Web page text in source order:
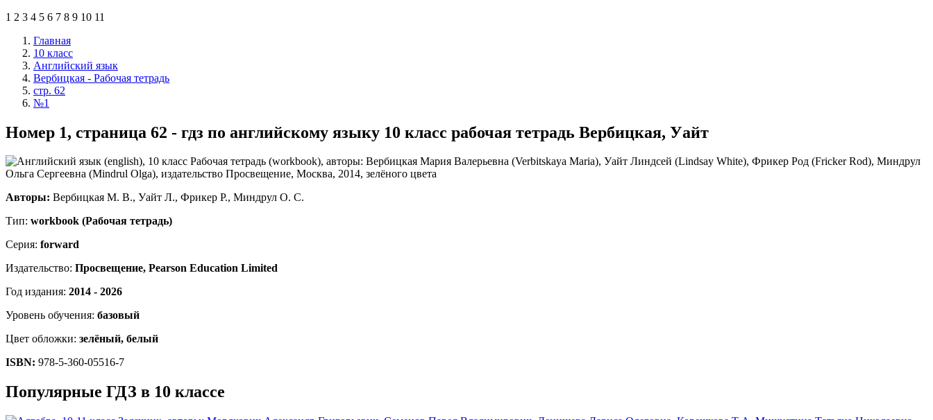
1 2 3 4 5 6 7 8 9 10 11
Главная
10 класс
Английский язык
Вербицкая - Рабочая тетрадь
стр. 62
№1
Номер 1, страница 62 - гдз по английскому языку 10 класс рабочая тетрадь Вербицкая, Уайт
Авторы: Вербицкая М. В., Уайт Л., Фрикер Р., Миндрул О. С.
Тип: workbook (Рабочая тетрадь)
Серия: forward
Издательство: Просвещение, Pearson Education Limited
Год издания: 2014 - 2026
Уровень обучения: базовый
Цвет обложки: зелёный, белый
ISBN: 978-5-360-05516-7
Популярные ГДЗ в 10 классе